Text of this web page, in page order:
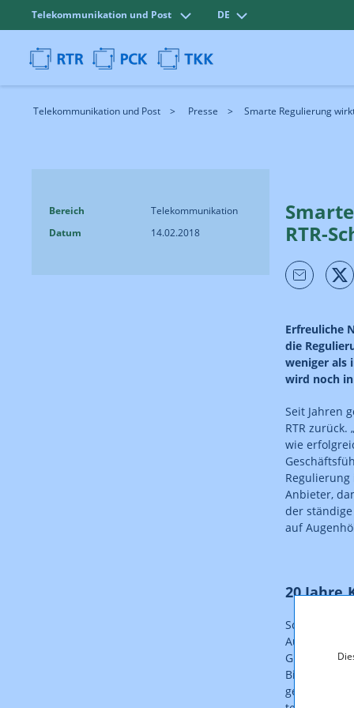
Telekommunikation und Post DE
Telekommunikation und Post Presse Smarte Regulierung
Bereich
Telekommunikation
Datum
14.02.2018
RTR-
Erfreuliche
die
weniger als
wird noch
Seit Jahren
RTR
wie
Anbieter,
der
auf
20 Jahre
Schon seit
Gleichzeitig
Bilanz nach
geführt,